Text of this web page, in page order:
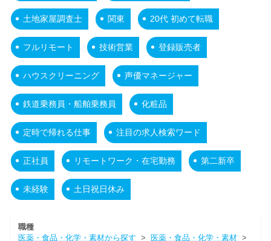
土地家屋調査士 関東 20代 初めて転職
フルリモート 技術営業 登録販売者
ハウスクリーニング 声優マネージャー
鉄道乗務員・船舶乗務員 化粧品
定時で帰れる仕事 注目の求人検索ワード
正社員 リモートワーク・在宅勤務 第二新卒
未経験 土日祝日休み
職種
医薬・食品・化学・素材から探す > 医薬・食品・化学・素材>